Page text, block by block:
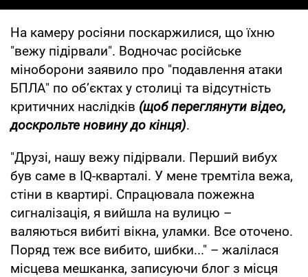
На камеру росіяни поскаржилися, що їхню
"вежу підірвали". Водночас російське
міноборони заявило про "подавлення атаки
БПЛА" по об’єктах у столиці та відсутність
критичних наслідків (щоб переглянути відео,
доскрольте новину до кінця).
"Друзі, нашу вежу підірвали. Перший вибух
був саме в IQ-кварталі. У мене тремтіла вежа,
стіни в квартирі. Спрацювала пожежна
сигналізація, я вийшла на вулицю –
валяються вибиті вікна, уламки. Все оточено.
Поряд теж все вибито, шибки..." – жалілася
місцева мешканка, записуючи блог з місця